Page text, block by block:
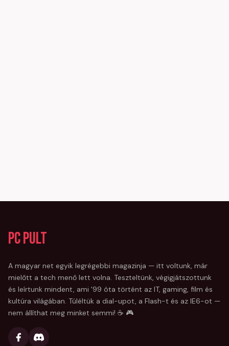
PC Pult
A magyar net egyik legrégebbi magazinja — itt voltunk, már
mielőtt a tech menő lett volna. Teszteltünk, végigjátszottunk
és leírtunk mindent, ami '99 óta történt az IT, gaming, film és
kultúra világában. Túléltük a dial-upot, a Flash-t és az IE6-ot —
nem állíthat meg minket semmi! ☕ 🎮